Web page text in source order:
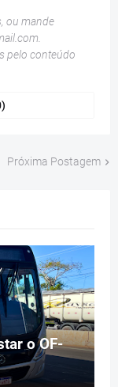
ou mande
.
pelo conteúdo
Próxima Postagem
o OF-